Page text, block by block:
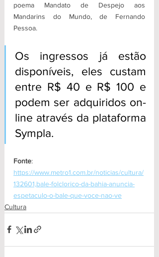
poema Mandato de Despejo aos
Mandarins do Mundo, de Fernando
Pessoa.
Os ingressos já estão
disponíveis, eles custam
entre R$ 40 e R$ 100 e
podem ser adquiridos on-
line através da plataforma
Sympla.
Fonte:
https://www.metro1.com.br/noticias/cultura/
132601,bale-folclorico-da-bahia-anuncia-
espetaculo-o-bale-que-voce-nao-ve
Cultura